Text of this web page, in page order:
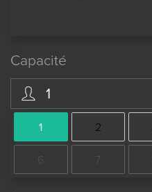
Capacité
1
1 2
6 7